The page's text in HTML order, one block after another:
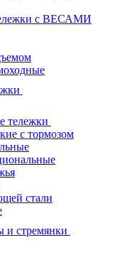
с ВЕСАМИ
тележки
с тормозом
стали
стремянки